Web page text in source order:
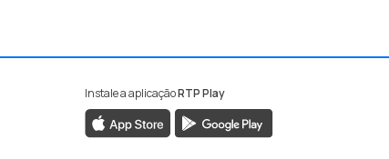
Instale a aplicaçãoRTP Play